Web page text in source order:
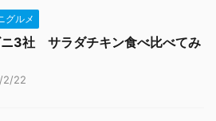
グルメ
ニ3社 サラダチキン食べ比べてみ
2/22